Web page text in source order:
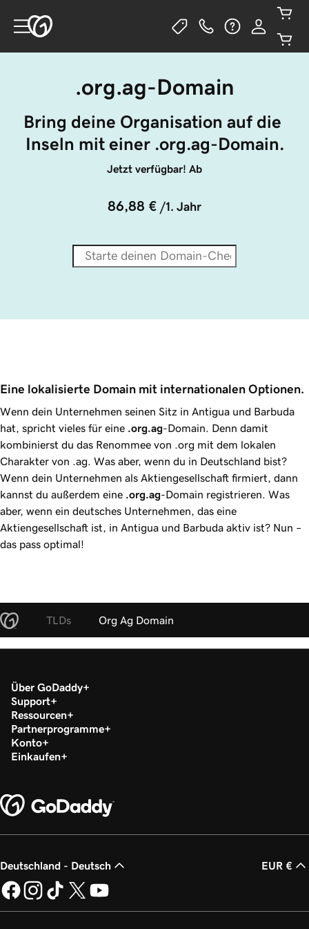
.org.ag-Domain
Bring deine Organisation auf die
Inseln mit einer .org.ag-Domain.
Jetzt verfügbar! Ab
86,88 € /1. Jahr
Eine lokalisierte Domain mit internationalen Optionen.
Wenn dein Unternehmen seinen Sitz in Antigua und Barbuda
hat, spricht vieles für eine .org.ag-Domain. Denn damit
kombinierst du das Renommee von .org mit dem lokalen
Charakter von .ag. Was aber, wenn du in Deutschland bist?
Wenn dein Unternehmen als Aktiengesellschaft firmiert, dann
kannst du außerdem eine .org.ag-Domain registrieren. Was
aber, wenn ein deutsches Unternehmen, das eine
Aktiengesellschaft ist, in Antigua und Barbuda aktiv ist? Nun –
das pass optimal!
TLDs Org Ag Domain
Über GoDaddy
Support
Ressourcen
Partnerprogramme
Konto
Einkaufen
Deutschland - Deutsch EUR €